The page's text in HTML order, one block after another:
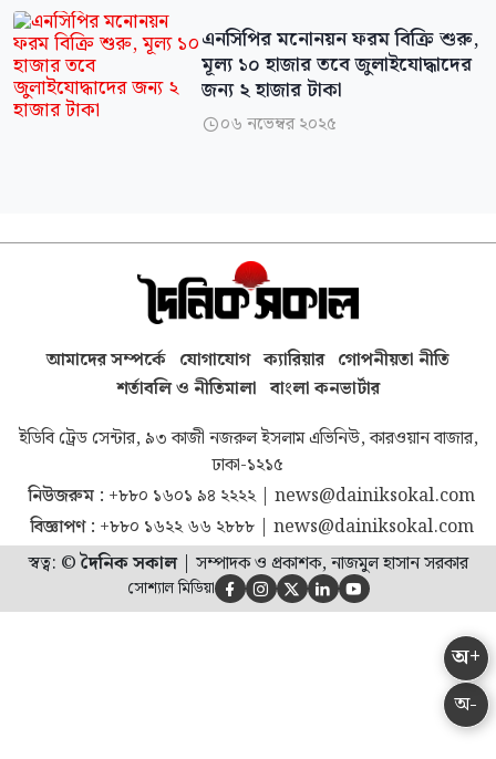
এনসিপির মনোনয়ন ফরম বিক্রি শুরু,
মূল্য ১০ হাজার তবে জুলাইযোদ্ধাদের
জন্য ২ হাজার টাকা
০৬ নভেম্বর ২০২৫
অ-
অ+
আমাদের সম্পর্কে যোগাযোগ ক্যারিয়ার গোপনীয়তা নীতি
শর্তাবলি ও নীতিমালা বাংলা কনভার্টার
ইডিবি ট্রেড সেন্টার, ৯৩ কাজী নজরুল ইসলাম এভিনিউ, কারওয়ান বাজার,
ঢাকা-১২১৫
নিউজরুম : +৮৮০ ১৬০১ ৯৪ ২২২২| news@dainiksokal.com
বিজ্ঞাপণ : +৮৮০ ১৬২২ ৬৬ ২৮৮৮| news@dainiksokal.com
স্বত্ব: ©দৈনিক সকাল| সম্পাদক ও প্রকাশক, নাজমুল হাসান সরকার
সোশ্যাল মিডিয়া     